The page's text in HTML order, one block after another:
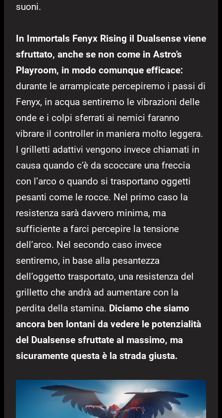
suoni.
In Immortals Fenyx Rising il Dualsense viene
sfruttato, anche se non come in Astro’s
Playroom, in modo comunque efficace:
durante le arrampicate percepiremo i passi di
Fenyx, in acqua sentiremo le vibrazioni delle
onde e i colpi sferrati ai nemici faranno
vibrare il controller in maniera molto leggera.
I grilletti adattivi vengono invece chiamati in
causa quando c’è da scoccare una freccia
con l’arco o quando si trasportano oggetti
pesanti come le rocce. Nel primo caso la
resistenza sarà davvero minima, ma
sufficiente a farci percepire la tensione
dell’arco. Nel secondo caso invece
sentiremo, in base alla pesantezza
dell’oggetto trasportato, una resistenza del
grilletto che andrà ad aumentare con la
perdita della stamina. Diciamo che siamo
ancora ben lontani da vedere le potenzialità
del Dualsense sfruttate al massimo, ma
sicuramente questa è la strada giusta.